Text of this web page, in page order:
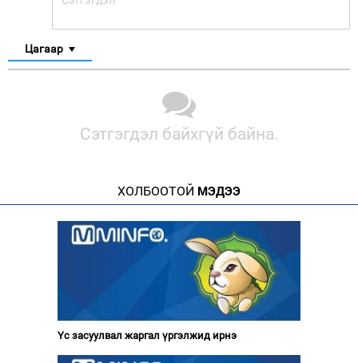
Цагаар
Сэтгэгдэл байхгүй байна.
ХОЛБООТОЙ МЭДЭЭ
Үс засуулвал жаргал үргэлжид ирнэ